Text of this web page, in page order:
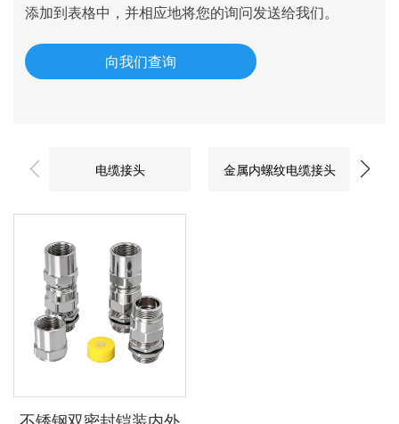
添加到表格中，并相应地将您的询问发送给我们。
向我们查询
电缆接头 金属内螺纹电缆接头